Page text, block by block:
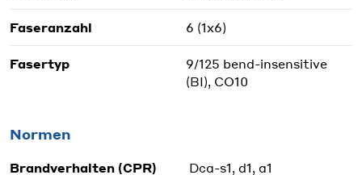
Faseranzahl 6 (1x6)
Fasertyp
9/125 bend-insensitive
(BI), CO10
Normen
Brandverhalten (CPR) Dca-s1, d1, a1